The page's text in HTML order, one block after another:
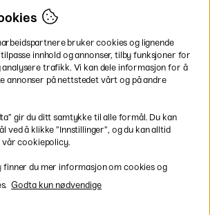
* Spesifikkefraktvilkårgjelder for
voluminøse varer.
og smidig levering
bruker cookies og lignende
innhold og annonser, tilby funksjoner for
analysere trafikk. Vi kan dele informasjon for å
annonser på nettstedet vårt og på andre
gir du ditt samtykke til alle formål. Du kan
ved å klikke ”Innstillinger”, og du kan alltid
cookiepolicy.
finner du mer informasjon om cookies og
Godta kun nødvendige